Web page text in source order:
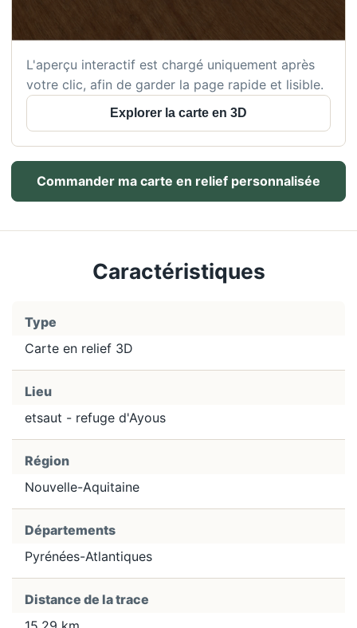
L'aperçu interactif est chargé uniquement après
votre clic, afin de garder la page rapide et lisible.
Explorer la carte en 3D
Commander ma carte en relief personnalisée
Caractéristiques
Type
Carte en relief 3D
Lieu
etsaut - refuge d'Ayous
Région
Nouvelle-Aquitaine
Départements
Pyrénées-Atlantiques
Distance de la trace